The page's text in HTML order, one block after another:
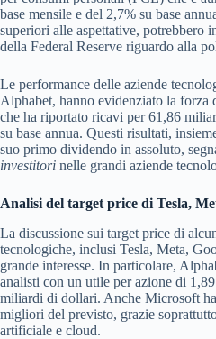
base mensile e del 2,7% su base
superiori alle aspettative, potrebbero
della Federal Reserve riguardo alla
Le performance delle aziende
Alphabet, hanno evidenziato la
che ha riportato ricavi per 61,86
su base annua. Questi risultati,
suo primo dividendo in assoluto,
investitori nelle grandi aziende
Analisi del target price di Tesla,
La discussione sui target price di
tecnologiche, inclusi Tesla, Meta,
grande interesse. In particolare,
analisti con un utile per azione di
miliardi di dollari. Anche Microsoft
migliori del previsto, grazie
artificiale e cloud.